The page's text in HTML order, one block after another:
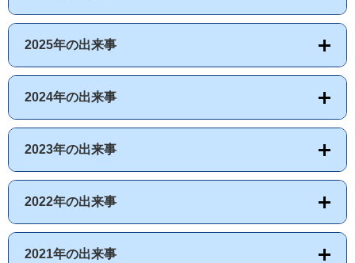
2025年の出来事
2024年の出来事
2023年の出来事
2022年の出来事
2021年の出来事